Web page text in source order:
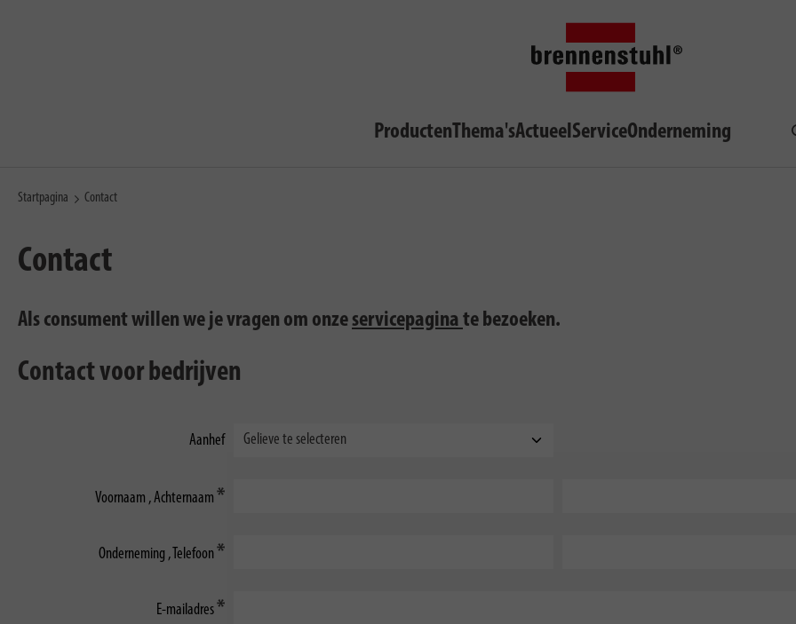
ProductenThema'sActueelServiceOnderneming
Startpagina Contact
Contact
Als consument willen we je vragen om onzeservicepagina te bezoeken.
Contact voor bedrijven
Aanhef
Voornaam , Achternaam
Onderneming , Telefoon
E-mailadres